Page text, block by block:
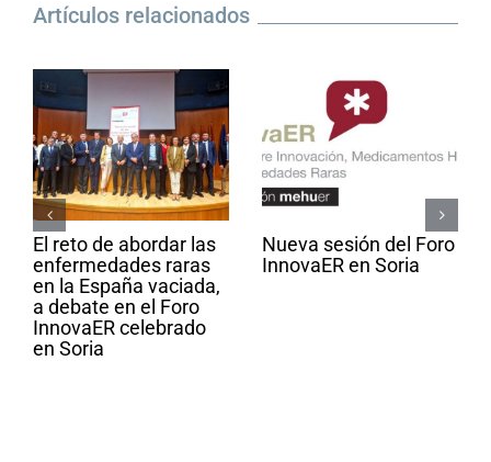
Artículos relacionados
El reto de abordar las
enfermedades raras
en la España vaciada,
a debate en el Foro
InnovaER celebrado
en Soria
Nueva sesión del Foro
InnovaER en Soria